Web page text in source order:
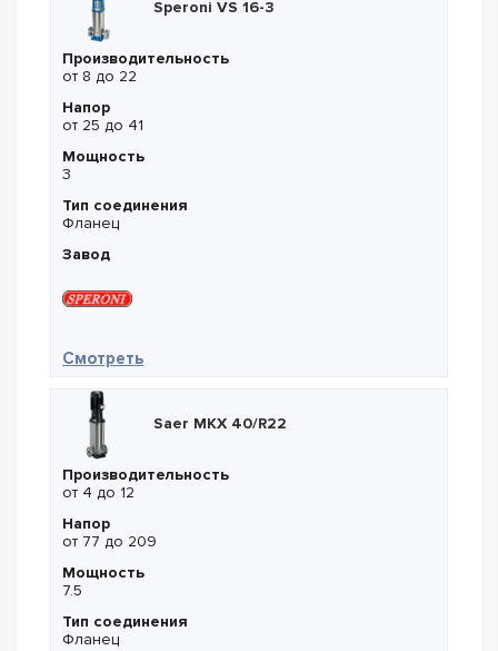
Speroni VS 16-3
Производительность
от 8 до 22
Напор
от 25 до 41
Мощность
3
Тип соединения
Фланец
Завод
Смотреть— Speroni VS 16-3
Saer MKX 40/R22
Производительность
от 4 до 12
Напор
от 77 до 209
Мощность
7.5
Тип соединения
Фланец